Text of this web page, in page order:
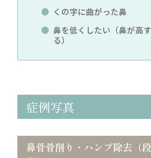
くの字に曲がった鼻
鼻を低くしたい（鼻が高
る）
症例写真
鼻骨骨削り・ハンプ除去（